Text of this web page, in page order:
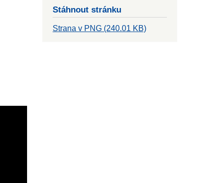
Stáhnout stránku
Strana v PNG (240.01 KB)